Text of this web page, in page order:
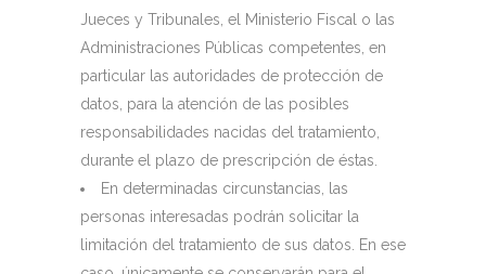
Jueces y Tribunales, el Ministerio Fiscal o las
Administraciones Públicas competentes, en
particular las autoridades de protección de
datos, para la atención de las posibles
responsabilidades nacidas del tratamiento,
durante el plazo de prescripción de éstas.
En determinadas circunstancias, las
personas interesadas podrán solicitar la
limitación del tratamiento de sus datos. En ese